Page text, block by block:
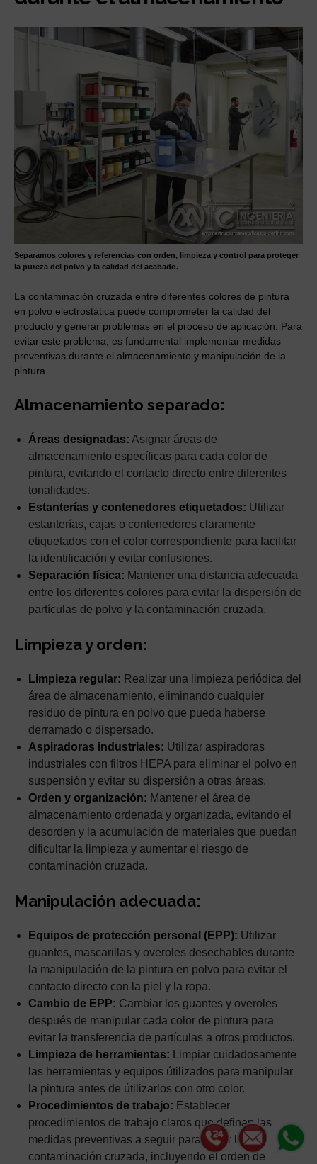
Separamos colores y referencias con orden, limpieza y control para proteger
la pureza del polvo y la calidad del acabado.
La contaminación cruzada entre diferentes colores de pintura
en polvo electrostática puede comprometer la calidad del
producto y generar problemas en el proceso de aplicación. Para
evitar este problema, es fundamental implementar medidas
preventivas durante el almacenamiento y manipulación de la
pintura.
Almacenamiento separado:
Áreas designadas: Asignar áreas de
almacenamiento específicas para cada color de
pintura, evitando el contacto directo entre diferentes
tonalidades.
Estanterías y contenedores etiquetados: Utilizar
estanterías, cajas o contenedores claramente
etiquetados con el color correspondiente para facilitar
la identificación y evitar confusiones.
Separación física: Mantener una distancia adecuada
entre los diferentes colores para evitar la dispersión de
partículas de polvo y la contaminación cruzada.
Limpieza y orden:
Limpieza regular: Realizar una limpieza periódica del
área de almacenamiento, eliminando cualquier
residuo de pintura en polvo que pueda haberse
derramado o dispersado.
Aspiradoras industriales: Utilizar aspiradoras
industriales con filtros HEPA para eliminar el polvo en
suspensión y evitar su dispersión a otras áreas.
Orden y organización: Mantener el área de
almacenamiento ordenada y organizada, evitando el
desorden y la acumulación de materiales que puedan
dificultar la limpieza y aumentar el riesgo de
contaminación cruzada.
Manipulación adecuada:
Equipos de protección personal (EPP): Utilizar
guantes, mascarillas y overoles desechables durante
la manipulación de la pintura en polvo para evitar el
contacto directo con la piel y la ropa.
Cambio de EPP: Cambiar los guantes y overoles
después de manipular cada color de pintura para
evitar la transferencia de partículas a otros productos.
Limpieza de herramientas: Limpiar cuidadosamente
las herramientas y equipos útilizados para manipular
la pintura antes de útilizarlos con otro color.
Procedimientos de trabajo: Establecer
procedimientos de trabajo claros que definan las
medidas preventivas a seguir para evitar la
contaminación cruzada, incluyendo el orden de